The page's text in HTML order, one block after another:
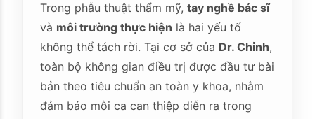
Trong phẫu thuật thẩm mỹ,tay nghề bác sĩ
và môi trường thực hiện là hai yếu tố
không thể tách rời. Tại cơ sở của Dr. Chỉnh,
toàn bộ không gian điều trị được đầu tư bài
bản theo tiêu chuẩn an toàn y khoa, nhằm
đảm bảo mỗi ca can thiệp diễn ra trong